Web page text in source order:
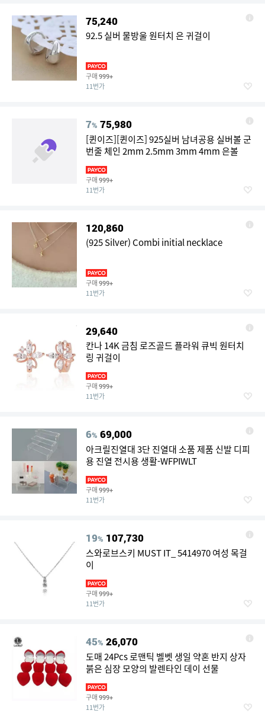
75,240
92.5 실버 물방울 원터치 은 귀걸이
구매 999+
11번가
7% 75,980
[퀸이즈][퀸이즈] 925실버 남녀공용 실버볼 군
번줄 체인 2mm 2.5mm 3mm 4mm 은볼
구매 999+
11번가
120,860
(925 Silver) Combi initial necklace
구매 999+
11번가
29,640
칸나 14K 금침 로즈골드 플라워 큐빅 원터치
링 귀걸이
구매 999+
11번가
6% 69,000
아크릴진열대 3단 진열대 소품 제품 신발 디피
용 진열 전시용 생활-WFPIWLT
구매 999+
11번가
19% 107,730
스와로브스키 MUST IT_ 5414970 여성 목걸
이
구매 999+
11번가
45% 26,070
도매 24Pcs 로맨틱 벨벳 생일 약혼 반지 상자
붉은 심장 모양의 발렌타인 데이 선물
구매 999+
11번가